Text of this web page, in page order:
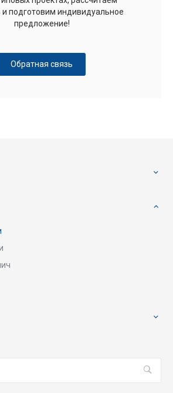
и подготовим индивидуальное
предложение!
Обратная связь